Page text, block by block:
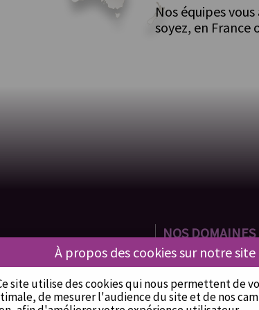
Nos équipes
soyez, en France
NOS DOMAINES
Bureaux d'études
Industrie
Tertiaire
Réseaux
À propos des cookies sur notre site
site utilise des cookies qui nous permettent de
de mesurer l'audience du site et de nos